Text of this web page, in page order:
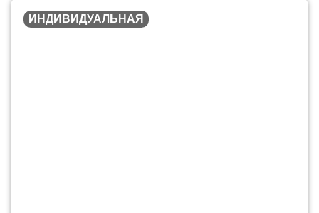
ИНДИВИДУАЛЬНАЯ